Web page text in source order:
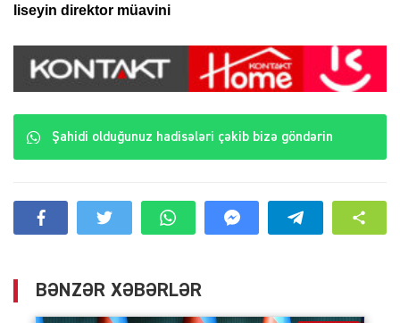
liseyin direktor müavini
Şahidi olduğunuz hadisələri çəkib bizə göndərin
BƏNZƏR XƏBƏRLƏR